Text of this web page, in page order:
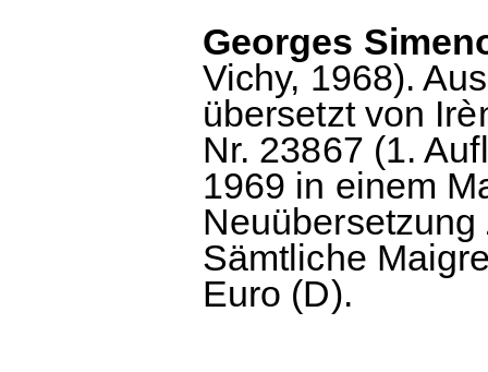
Georges
Vichy, 1968).
übersetzt von
Nr. 23867 (1.
1969 in einem
Sämtliche
Euro (D).